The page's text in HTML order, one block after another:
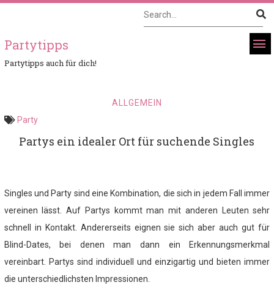
Partytipps
Partytipps auch für dich!
ALLGEMEIN
Party
Partys ein idealer Ort für suchende Singles
Singles und Party sind eine Kombination, die sich in jedem Fall immer
vereinen lässt. Auf Partys kommt man mit anderen Leuten sehr
schnell in Kontakt. Andererseits eignen sie sich aber auch gut für
Blind-Dates, bei denen man dann ein Erkennungsmerkmal
vereinbart. Partys sind individuell und einzigartig und bieten immer
die unterschiedlichsten Impressionen.